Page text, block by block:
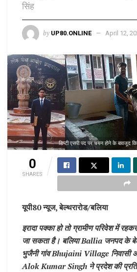
सिंह
by UP80.ONLINE April 12,
डिप्टी एसपी पद पर चयन होने के बावजूद
0
SHARES
यूपी80 न्यूज, बेल्थरारोड/बलिया
इरादा पक्का हो तो ग्रामीण परिवेश में
जा सकता है। बलिया Ballia जनपद के
भुजैनी गांव Bhujaini Village निवासी
Alok Kumar Singh ने प्रदेश की